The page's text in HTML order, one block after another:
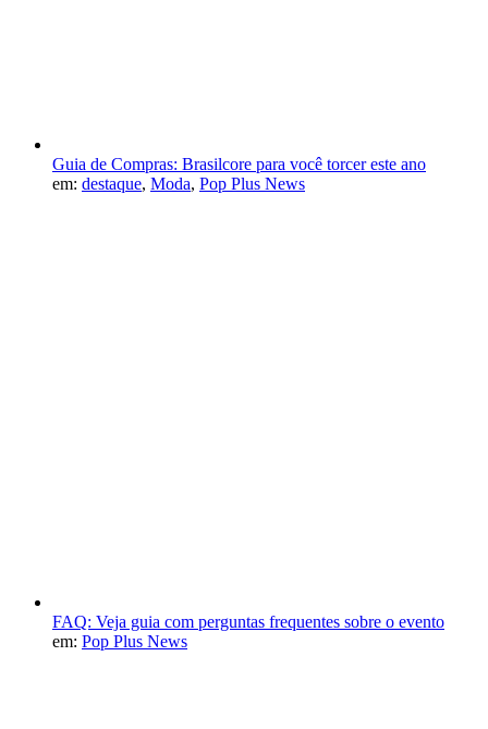
Guia de Compras: Brasilcore para você torcer este ano
em: destaque, Moda, Pop Plus News
FAQ: Veja guia com perguntas frequentes sobre o evento
em: Pop Plus News